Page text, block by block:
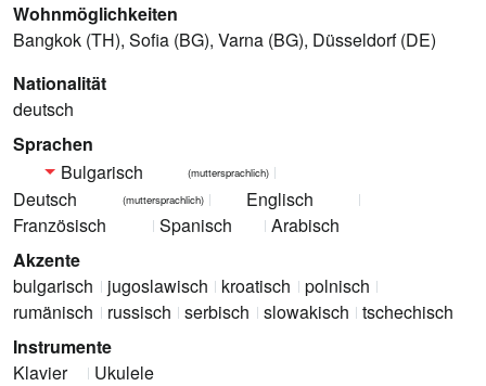
Wohnmöglichkeiten
Bangkok (TH), Sofia (BG), Varna (BG), Düsseldorf (DE)
Nationalität
deutsch
Sprachen
Bulgarisch
(muttersprachlich)
Deutsch (muttersprachlich)
Englisch
Französisch
Spanisch
Arabisch
Akzente
bulgarisch
jugoslawisch kroatisch
polnisch
rumänisch
russisch serbisch slowakisch tschechisch
Instrumente
Klavier
Ukulele